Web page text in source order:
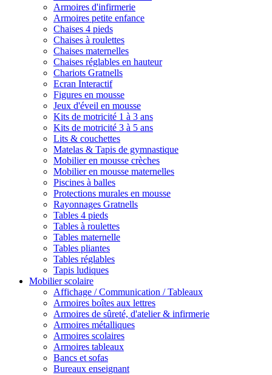
Armoires d'infirmerie
Armoires petite enfance
Chaises 4 pieds
Chaises à roulettes
Chaises maternelles
Chaises réglables en hauteur
Chariots Gratnells
Ecran Interactif
Figures en mousse
Jeux d'éveil en mousse
Kits de motricité 1 à 3 ans
Kits de motricité 3 à 5 ans
Lits & couchettes
Matelas & Tapis de gymnastique
Mobilier en mousse crèches
Mobilier en mousse maternelles
Piscines à balles
Protections murales en mousse
Rayonnages Gratnells
Tables 4 pieds
Tables à roulettes
Tables maternelle
Tables pliantes
Tables réglables
Tapis ludiques
Mobilier scolaire
Affichage / Communication / Tableaux
Armoires boîtes aux lettres
Armoires de sûreté, d'atelier & infirmerie
Armoires métalliques
Armoires scolaires
Armoires tableaux
Bancs et sofas
Bureaux enseignant